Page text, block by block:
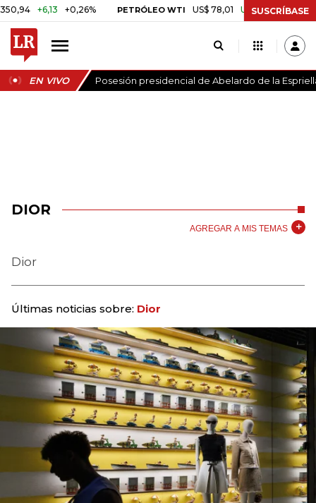
+6,13 +0,26% PETRÓLEO WTI US$ 78,01 US$ 2,92 +3,89%
SUSCRÍBASE
EN VIVO Posesión presidencial de Abelardo de la
DIOR
AGREGAR A MIS TEMAS
Dior
Últimas noticias sobre: Dior